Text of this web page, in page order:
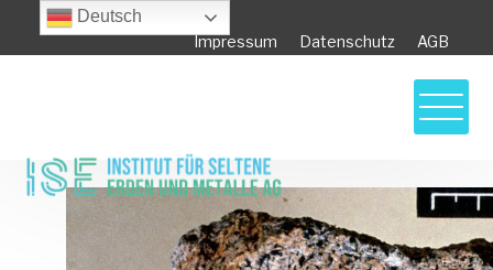
Impressum Datenschutz AGB
Deutsch